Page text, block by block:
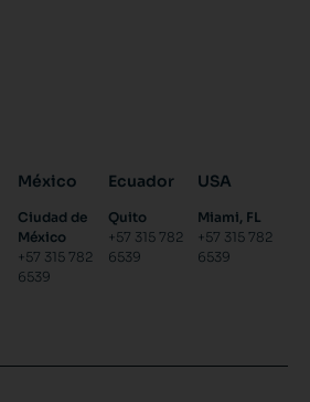
México
Ciudad de
México
+57 315 782
6539
Ecuador
Quito
+57 315 782
6539
USA
Miami, FL
+57 315 782
6539